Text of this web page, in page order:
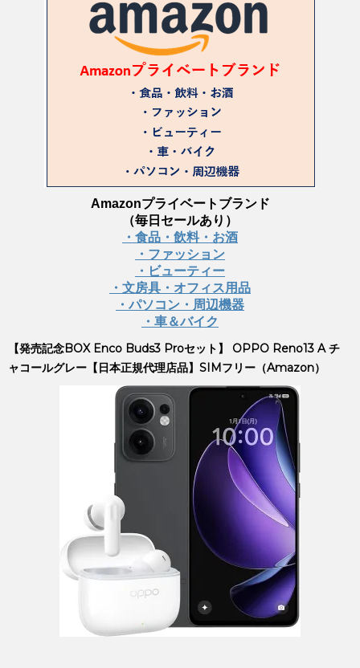
Amazonプライベートブランド
（毎日セールあり）
・食品・飲料・お酒
・ファッション
・ビューティー
・文房具・オフィス用品
・パソコン・周辺機器
・車＆バイク
【発売記念BOX Enco Buds3 Proセット】 OPPO Reno13 A チ
ャコールグレー【日本正規代理店品】SIMフリー（Amazon）